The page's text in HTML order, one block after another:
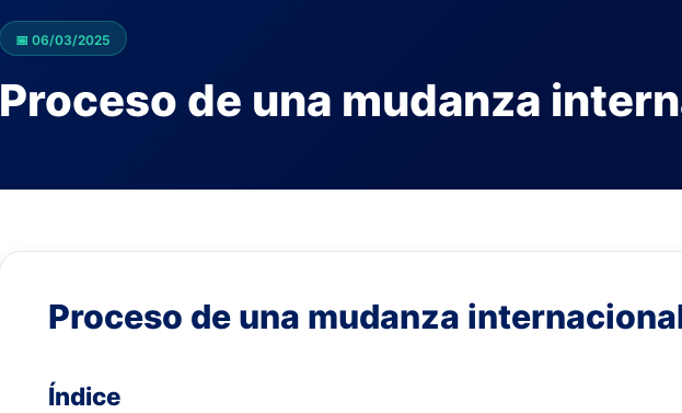
📅 06/03/2025
Proceso de una mudanza
Proceso de una mudanza
Índice